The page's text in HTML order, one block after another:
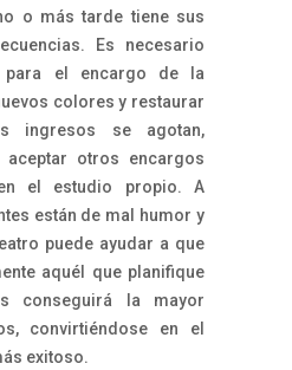
o más tarde tiene sus
Es necesario
para el encargo de la
colores y restaurar
ingresos se agotan,
aceptar otros encargos
el estudio propio. A
están de mal humor y
puede ayudar a que
aquél que planifique
conseguirá la mayor
convirtiéndose en el
exitoso.